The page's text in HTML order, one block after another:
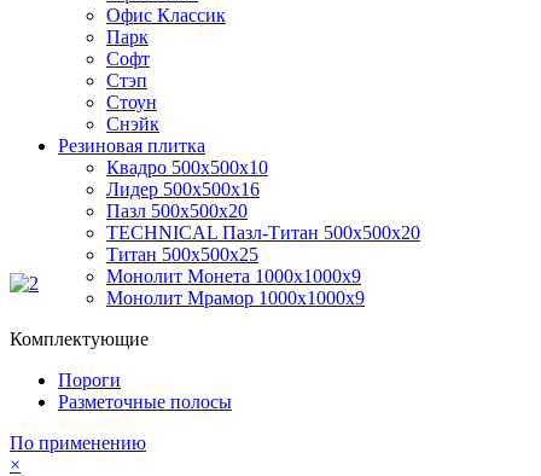
Офис Классик
Парк
Софт
Стэп
Стоун
Снэйк
Резиновая плитка
Квадро 500х500х10
Лидер 500х500х16
Пазл 500х500х20
TECHNICAL Пазл-Титан 500х500х20
Титан 500х500х25
Монолит Монета 1000х1000х9
Монолит Мрамор 1000х1000х9
Комплектующие
Пороги
Разметочные полосы
По применению
×